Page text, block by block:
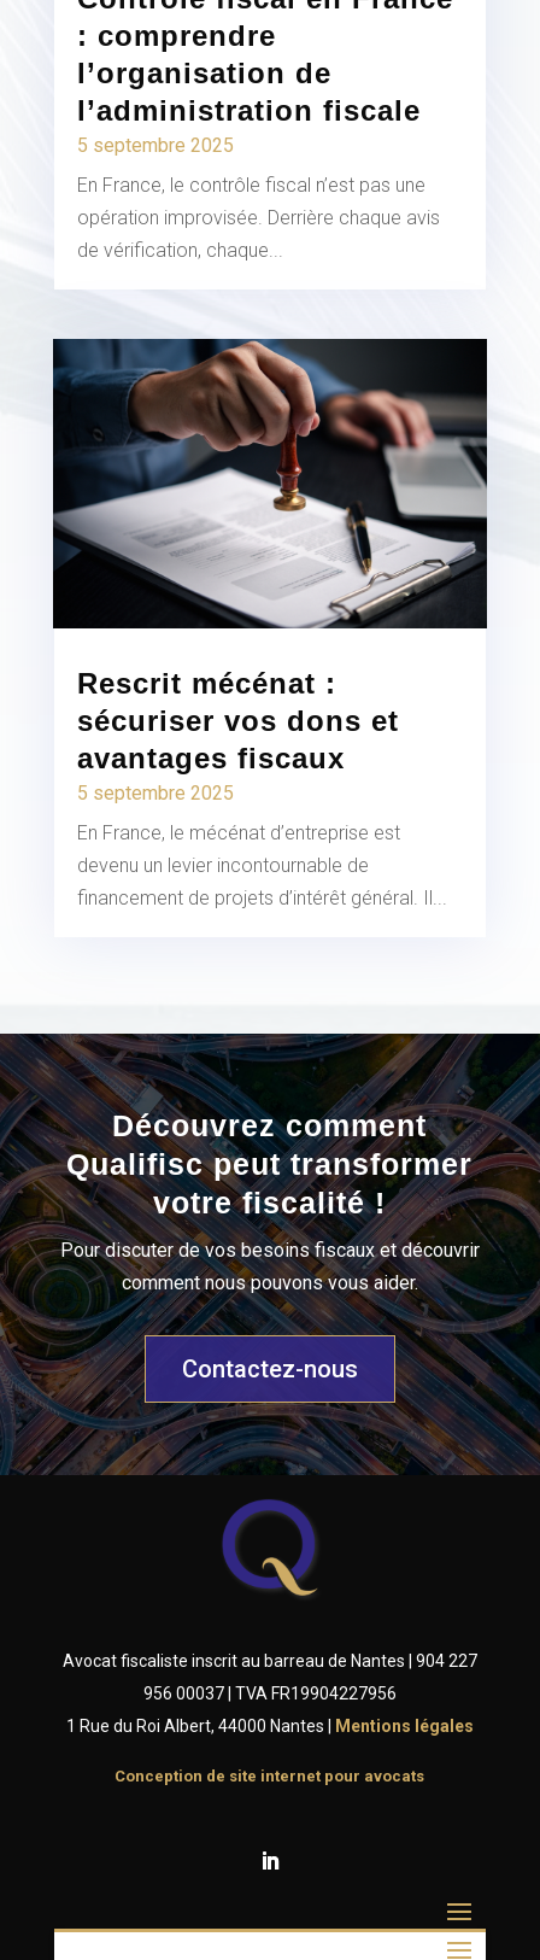
: comprendre
l’organisation de
l’administration fiscale
5 septembre 2025
En France, le contrôle fiscal n’est pas une
opération improvisée. Derrière chaque avis
de vérification, chaque...
Rescrit mécénat :
sécuriser vos dons et
avantages fiscaux
5 septembre 2025
En France, le mécénat d’entreprise est
devenu un levier incontournable de
financement de projets d’intérêt général. Il...
Découvrez comment
Qualifisc peut transformer
votre fiscalité !
Pour discuter de vos besoins fiscaux et découvrir
comment nous pouvons vous aider.
Contactez-nous
Avocat fiscaliste inscrit au barreau de Nantes | 904 227
956 00037 | TVA FR19904227956
1 Rue du Roi Albert, 44000 Nantes |
Mentions légales
Conception de site internet pour avocats